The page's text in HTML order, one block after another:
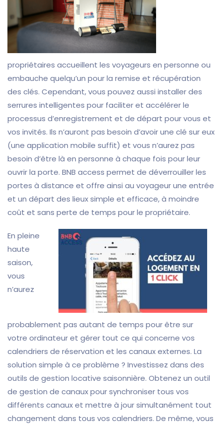
propriétaires accueillent les voyageurs en personne ou
embauche quelqu’un pour la remise et récupération
des clés. Cependant, vous pouvez aussi installer des
serrures intelligentes pour faciliter et accélérer le
processus d’enregistrement et de départ pour vous et
vos invités. Ils n’auront pas besoin d’avoir une clé sur eux
(une application mobile suffit) et vous n’aurez pas
besoin d’être là en personne à chaque fois pour leur
ouvrir la porte. BNB access permet de déverrouiller les
portes à distance et offre ainsi au voyageur une entrée
et un départ des lieux simple et efficace, à moindre
coût et sans perte de temps pour le propriétaire.
En pleine
haute
saison,
vous
n’aurez
probablement pas autant de temps pour être sur
votre ordinateur et gérer tout ce qui concerne vos
calendriers de réservation et les canaux externes. La
solution simple à ce problème ? Investissez dans des
outils de gestion locative saisonnière. Obtenez un outil
de gestion de canaux pour synchroniser tous vos
différents canaux et mettre à jour simultanément tout
changement dans tous vos calendriers. De même, vous